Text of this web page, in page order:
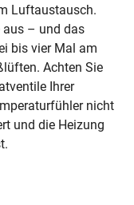
Luftaustausch.
aus – und das
bis vier Mal am
Achten Sie
Ihrer
nicht
und die Heizung